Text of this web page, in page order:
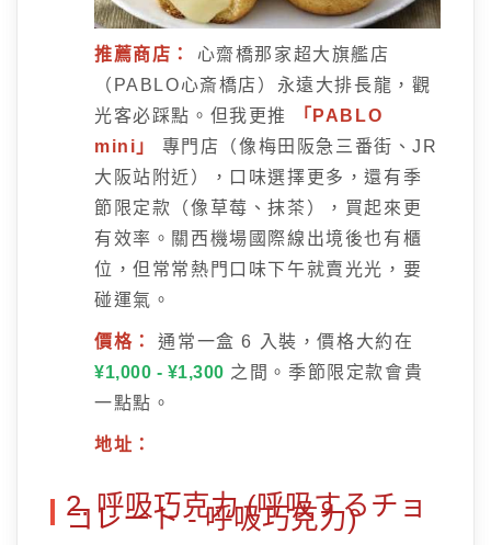
推薦商店：
心齋橋那家超大旗艦店
（PABLO心斎橋店）永遠大排長龍，觀
光客必踩點。但我更推
「PABLO
mini」
專門店（像梅田阪急三番街、JR
大阪站附近），口味選擇更多，還有季
節限定款（像草莓、抹茶），買起來更
有效率。關西機場國際線出境後也有櫃
位，但常常熱門口味下午就賣光光，要
碰運氣。
價格：
通常一盒 6 入裝，價格大約在
¥1,000 - ¥1,300 之間。季節限定款會貴
一點點。
地址：
2. 呼吸巧克力 (呼吸するチョ
コレート - 呼吸巧克力)